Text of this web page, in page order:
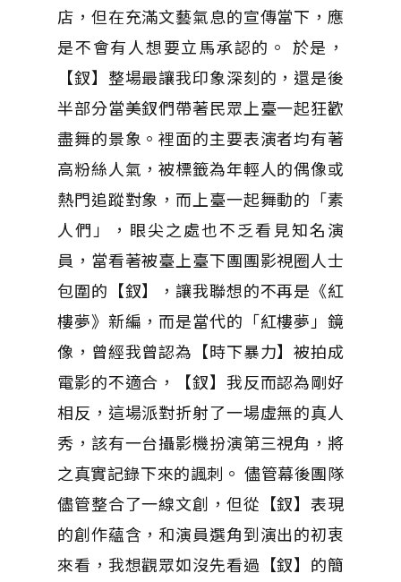
店，但在充滿文藝氣息的宣傳當下，應
是不會有人想要立馬承認的。 於是，
【釵】整場最讓我印象深刻的，還是後
半部分當美釵們帶著民眾上臺一起狂歡
盡舞的景象。裡面的主要表演者均有著
高粉絲人氣，被標籤為年輕人的偶像或
熱門追蹤對象，而上臺一起舞動的「素
人們」，眼尖之處也不乏看見知名演
員，當看著被臺上臺下團團影視圈人士
包圍的【釵】，讓我聯想的不再是《紅
樓夢》新編，而是當代的「紅樓夢」鏡
像，曾經我曾認為【時下暴力】被拍成
電影的不適合，【釵】我反而認為剛好
相反，這場派對折射了一場虛無的真人
秀，該有一台攝影機扮演第三視角，將
之真實記錄下來的諷刺。 儘管幕後團隊
儘管整合了一線文創，但從【釵】表現
的創作蘊含，和演員選角到演出的初衷
來看，我想觀眾如沒先看過【釵】的簡